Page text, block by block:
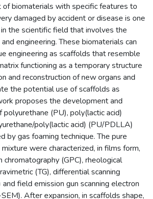
biomaterials with specific features to
damaged by accident or disease is one
the scientific field that involves the
engineering. These biomaterials can
engineering as scaffolds that resemble
functioning as a temporary structure
and reconstruction of new organs and
the potential use of scaffolds as
proposes the development and
polyurethane (PU), poly(lactic acid)
poly(lactic acid) (PU/PDLLA)
by gas foaming technique. The pure
were characterized, in films form,
(GPC), rheological
(TG), differential scanning
field emission gun scanning electron
After expansion, in scaffolds shape,